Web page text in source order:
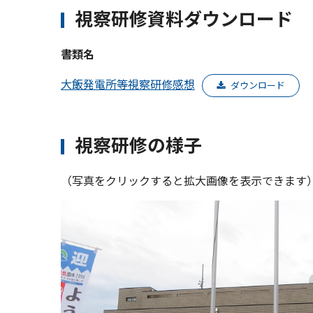
視察研修資料ダウンロード
書類名
大飯発電所等視察研修感想
ダウンロード
視察研修の様子
（写真をクリックすると拡大画像を表示できます